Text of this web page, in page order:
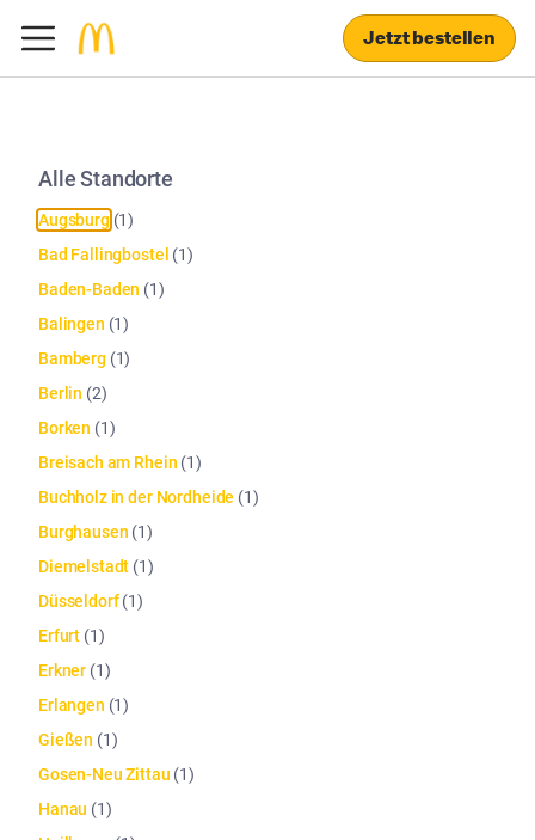
Jetzt bestellen
Alle Standorte
Augsburg (1)
Bad Fallingbostel (1)
Baden-Baden (1)
Balingen (1)
Bamberg (1)
Berlin (2)
Borken (1)
Breisach am Rhein (1)
Buchholz in der Nordheide (1)
Burghausen (1)
Diemelstadt (1)
Düsseldorf(1)
Erfurt (1)
Erkner (1)
Erlangen (1)
Gießen (1)
Gosen-Neu Zittau (1)
Hanau (1)